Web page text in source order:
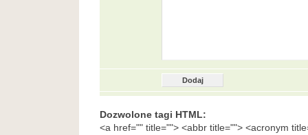
Dozwolone tagi HTML:
<a href="" title=""> <abbr title=""> <acronym